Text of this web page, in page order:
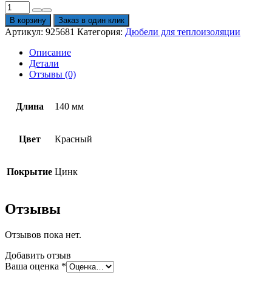
Количество
товара
Дюбель
для
теплоизоляции
Tech-
Krep
гвоздем
В корзину Заказ в один клик
Артикул: 925681 Категория: Дюбели для теплоизоляции
Описание
Детали
Отзывы (0)
Длина 140 мм
Цвет Красный
Покрытие Цинк
Отзывы
Отзывов пока нет.
Добавить отзыв
Ваша оценка *